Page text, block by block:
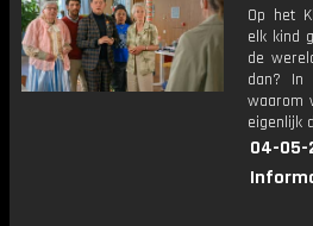
Op het
elk kind
de
dan? In
waarom
eigenlijk
04-05-